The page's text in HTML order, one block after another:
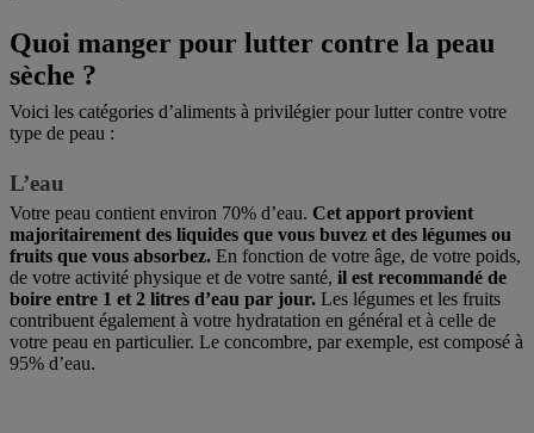
Quoi manger pour lutter contre la peau
sèche ?
Voici les catégories d’aliments à privilégier pour lutter contre votre
type de peau :
L’eau
Votre peau contient environ 70% d’eau. Cet apport provient
majoritairement des liquides que vous buvez et des légumes ou
fruits que vous absorbez. En fonction de votre âge, de votre poids,
de votre activité physique et de votre santé, il est recommandé de
boire entre 1 et 2 litres d’eau par jour. Les légumes et les fruits
contribuent également à votre hydratation en général et à celle de
votre peau en particulier. Le concombre, par exemple, est composé à
95% d’eau.